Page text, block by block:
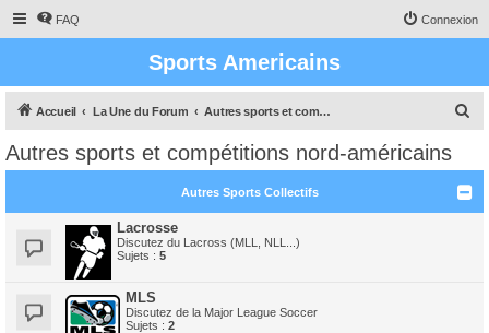
FAQ Connexion
Sports Americains
Accueil La Une du Forum Autres sports et compétitions nord-américains
h
e
Autres sports et compétitions nord-américains
Autres Sports Collectifs
Lacrosse
Discutez du Lacross (MLL, NLL...)
Sujets : 5
MLS
Discutez de la Major League Soccer
Sujets : 2